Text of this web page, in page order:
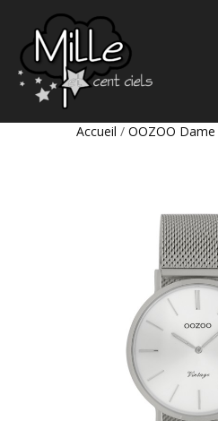
Accueil / OOZOO Dame